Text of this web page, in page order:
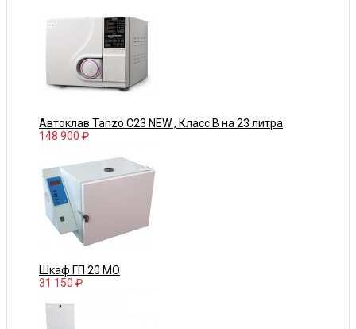
Автоклав Tanzo C23 NEW , Класс В на 23 литра
148 900 ₽
Шкаф ГП 20 МО
31 150 ₽